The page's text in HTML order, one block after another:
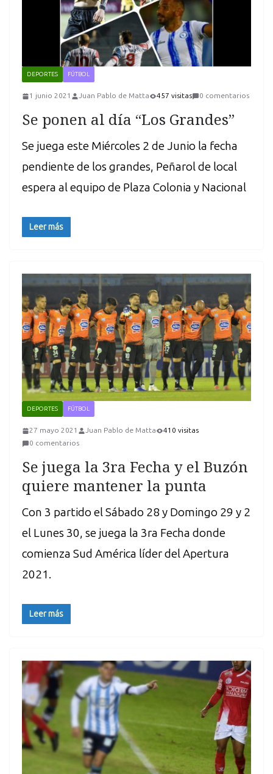
DEPORTES FÚTBOL
1 junio 2021 Juan Pablo de Matta 457 visitas 0 comentarios
Se ponen al día “Los Grandes”
Se juega este Miércoles 2 de Junio la fecha
pendiente de los grandes, Peñarol de local
espera al equipo de Plaza Colonia y Nacional
Leer más
DEPORTES FÚTBOL
27 mayo 2021 Juan Pablo de Matta
410 visitas
0 comentarios
Se juega la 3ra Fecha y el Buzón
quiere mantener la punta
Con 3 partido el Sábado 28 y Domingo 29 y 2
el Lunes 30, se juega la 3ra Fecha donde
comienza Sud América líder del Apertura
2021.
Leer más